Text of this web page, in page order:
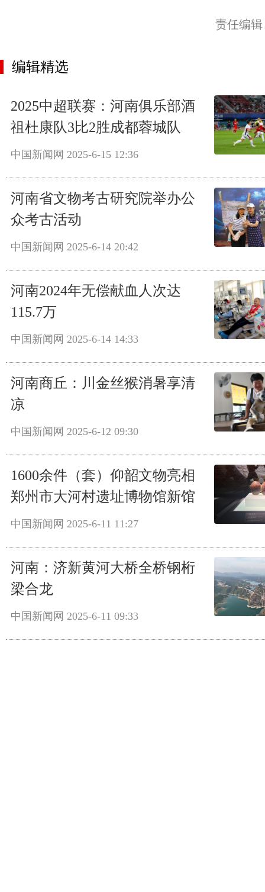
责任编
编辑精选
2025中超联赛：河南俱乐部酒
祖杜康队3比2胜成都蓉城队
中国新闻网 2025-6-15 12:36
河南省文物考古研究院举办公
众考古活动
中国新闻网 2025-6-14 20:42
河南2024年无偿献血人次达
115.7万
中国新闻网 2025-6-14 14:33
河南商丘：川金丝猴消暑享清
凉
中国新闻网 2025-6-12 09:30
1600余件（套）仰韶文物亮相
郑州市大河村遗址博物馆新馆
中国新闻网 2025-6-11 11:27
河南：济新黄河大桥全桥钢桁
梁合龙
中国新闻网 2025-6-11 09:33